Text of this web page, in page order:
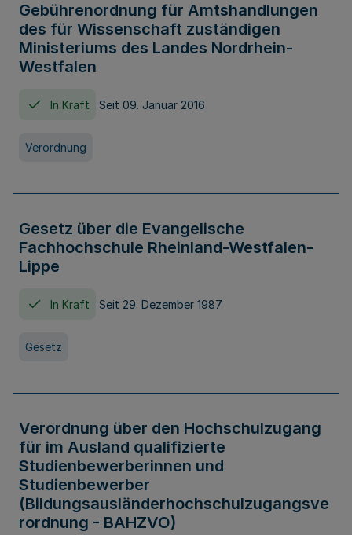
Gebührenordnung für Amtshandlungen
des für Wissenschaft zuständigen
Ministeriums des Landes Nordrhein-
Westfalen
In Kraft Seit 09. Januar 2016
Verordnung
Gesetz über die Evangelische
Fachhochschule Rheinland-Westfalen-
Lippe
In Kraft Seit 29. Dezember 1987
Gesetz
Verordnung über den Hochschulzugang
für im Ausland qualifizierte
Studienbewerberinnen und
Studienbewerber
(Bildungsausländerhochschulzugangsve
rordnung - BAHZVO)